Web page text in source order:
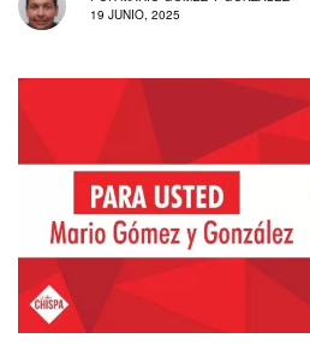
19 JUNIO, 2025